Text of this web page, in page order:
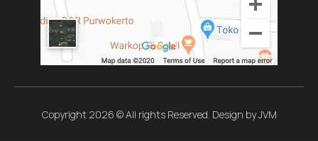
Copyright 2026 © All rights Reserved. Design by JVM